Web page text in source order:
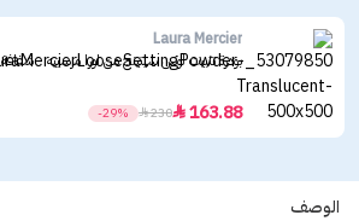
Laura Mercier
بودرة تثبيت لوس سيتينج من لورا مرسييه - شفافة
163.88

230

-29%
الوصف